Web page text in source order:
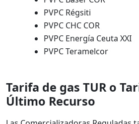
PVPC Régsiti
PVPC CHC COR
PVPC Energía Ceuta XXI
PVPC Teramelcor
Tarifa de gas TUR o
Último Recurso